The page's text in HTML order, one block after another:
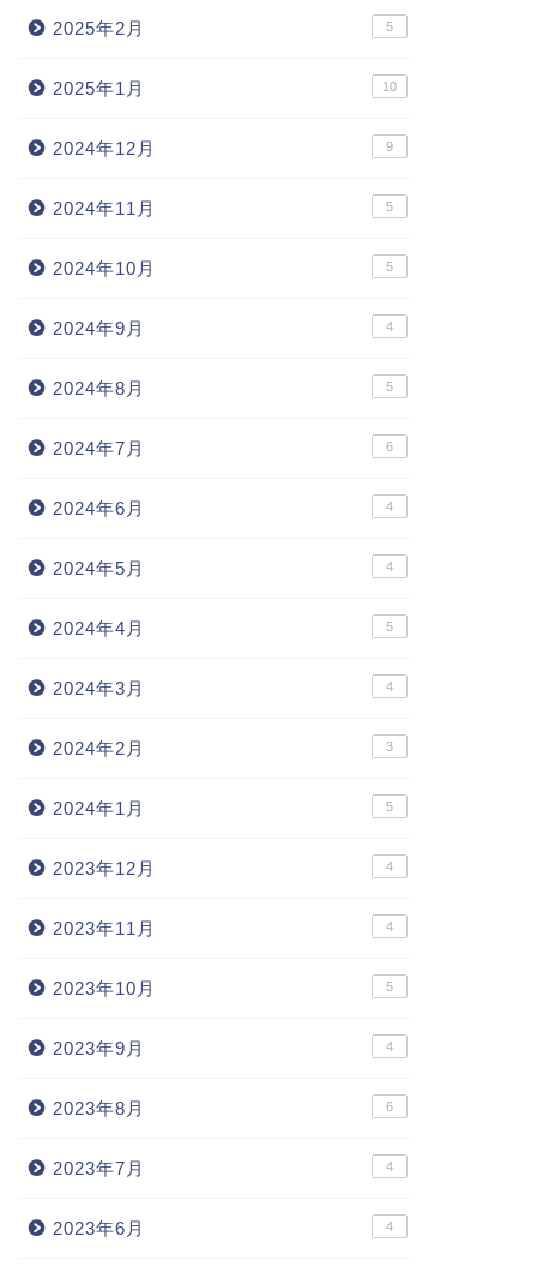
2025年2月 5
2025年1月 10
2024年12月 9
2024年11月 5
2024年10月 5
2024年9月 4
2024年8月 5
2024年7月 6
2024年6月 4
2024年5月 4
2024年4月 5
2024年3月 4
2024年2月 3
2024年1月 5
2023年12月 4
2023年11月 4
2023年10月 5
2023年9月 4
2023年8月 6
2023年7月 4
2023年6月 4